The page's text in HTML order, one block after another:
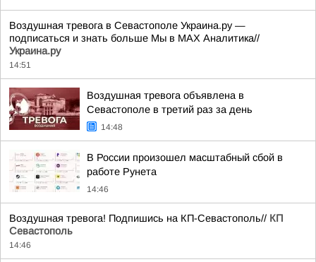
Воздушная тревога в Севастополе Украина.ру —
подписаться и знать больше Мы в MAX Аналитика//
Украина.ру
14:51
Воздушная тревога объявлена в
Севастополе в третий раз за день
14:48
В России произошел масштабный сбой в
работе Рунета
14:46
Воздушная тревога! Подпишись на КП-Севастополь// КП
Севастополь
14:46